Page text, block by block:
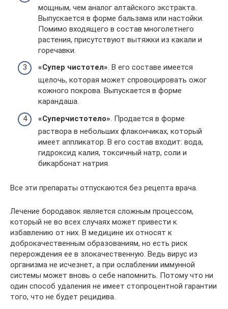
мощным, чем аналог алтайского экстракта.
Выпускается в форме бальзама или настойки.
Помимо входящего в состав многолетнего
растения, присутствуют вытяжки из какали и
горечавки.
«Супер чистотел». В его составе имеется
щелочь, которая может спровоцировать ожог
кожного покрова. Выпускается в форме
карандаша.
«Суперчистотело». Продается в форме
раствора в небольших флакончиках, который
имеет аппликатор. В его состав входит: вода,
гидроксид калия, токсичный натр, соли и
бикарбонат натрия.
Все эти препараты отпускаются без рецепта врача.
Лечение бородавок является сложным процессом,
который не во всех случаях может привести к
избавлению от них. В медицине их относят к
доброкачественным образованиям, но есть риск
перерождения ее в злокачественную. Ведь вирус из
организма не исчезнет, а при ослаблении иммунной
системы может вновь о себе напомнить. Потому что ни
один способ удаления не имеет стопроцентной гарантии
того, что не будет рецидива.